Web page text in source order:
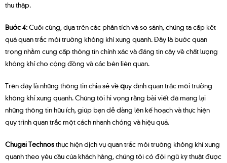
thu thập.
Bước 4:Cuối cùng, dựa trên các phân tích và so sánh, chúng ta cấp kết
quả quan trắc môi trường không khí xung quanh. Đây là bước quan
trọng nhằm cung cấp thông tin chính xác và đáng tin cậy về chất lượng
không khí cho cộng đồng và các bên liên quan.
Trên đây là những thông tin chia sẻ vềquy định quan trắc môi trường
không khí xung quanh. Chúng tôi hi vọng rằng bài viết đã mang lại
những thông tin hữu ích, giúp bạn dễ dàng lên kế hoạch và thực hiện
quy trình quan trắc một cách nhanh chóng và hiệu quả.
Chugai Technosthực hiện dịch vụ quan trắc môi trường không khí xung
quanh theo yêu cầu của khách hàng, chúng tôi có đội ngũ kỹ thuật được